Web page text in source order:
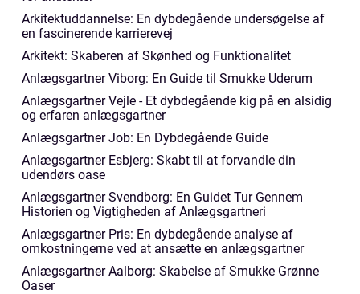
Arkitektuddannelse: En dybdegående undersøgelse af
en fascinerende karrierevej
Arkitekt: Skaberen af Skønhed og Funktionalitet
Anlægsgartner Viborg: En Guide til Smukke Uderum
Anlægsgartner Vejle - Et dybdegående kig på en alsidig
og erfaren anlægsgartner
Anlægsgartner Job: En Dybdegående Guide
Anlægsgartner Esbjerg: Skabt til at forvandle din
udendørs oase
Anlægsgartner Svendborg: En Guidet Tur Gennem
Historien og Vigtigheden af Anlægsgartneri
Anlægsgartner Pris: En dybdegående analyse af
omkostningerne ved at ansætte en anlægsgartner
Anlægsgartner Aalborg: Skabelse af Smukke Grønne
Oaser